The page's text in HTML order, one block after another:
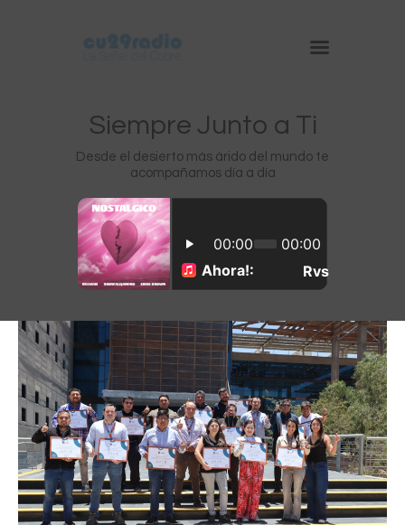
Siempre Junto a Ti
Desde el desierto más árido del mundo te
acompañamos día a día
Chuquicamata
Radomiro Tomic
Ministro Hales